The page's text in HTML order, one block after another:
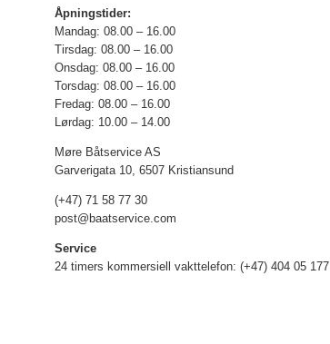
Åpningstider:
Mandag: 08.00 – 16.00
Tirsdag: 08.00 – 16.00
Onsdag: 08.00 – 16.00
Torsdag: 08.00 – 16.00
Fredag: 08.00 – 16.00
Lørdag: 10.00 – 14.00
Møre Båtservice AS
Garverigata 10, 6507 Kristiansund
(+47) 71 58 77 30
post@baatservice.com
Service
24 timers kommersiell vakttelefon: (+47) 404 05 177